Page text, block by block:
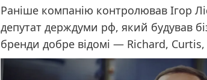
Раніше компанію контролював Ігор
депутат держдуми рф, який будував
бренди добре відомі — Richard,